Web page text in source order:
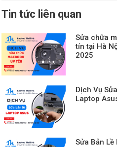
Tin tức liên quan
Sửa chữa
tín tại Hà
2025
Dịch Vụ
Laptop
Sửa Bản Lề